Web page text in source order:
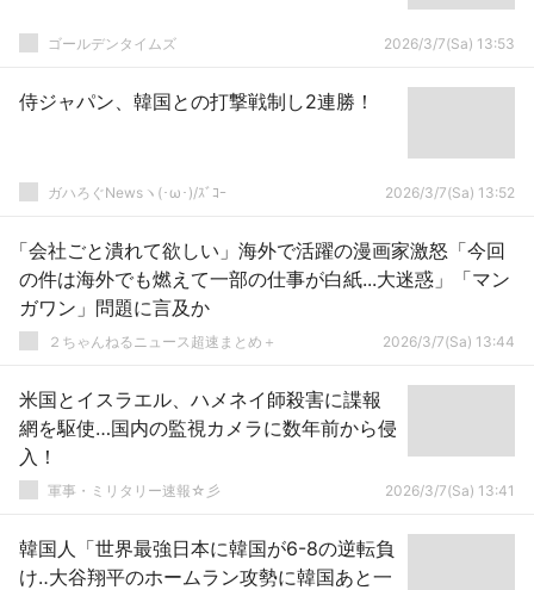
ゴールデンタイムズ 2026/3/7(Sa) 13:53
侍ジャパン、韓国との打撃戦制し2連勝！
ガハろぐNewsヽ(･ω･)/ｽﾞｺｰ 2026/3/7(Sa) 13:52
「会社ごと潰れて欲しい」海外で活躍の漫画家激怒「今回
の件は海外でも燃えて一部の仕事が白紙...大迷惑」「マン
ガワン」問題に言及か
２ちゃんねるニュース超速まとめ＋ 2026/3/7(Sa) 13:44
米国とイスラエル、ハメネイ師殺害に諜報
網を駆使…国内の監視カメラに数年前から侵
入！
軍事・ミリタリー速報☆彡 2026/3/7(Sa) 13:41
韓国人「世界最強日本に韓国が6-8の逆転負
け‥大谷翔平のホームラン攻勢に韓国あと一